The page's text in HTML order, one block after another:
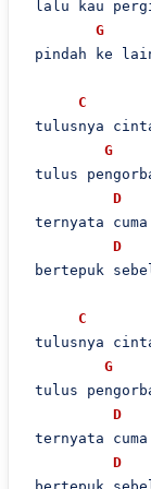
lalu kau
G
pindah ke
C
tulusnya
G
tulus
D
ternyata cuma
D
bertepuk
C
tulusnya
G
tulus
D
ternyata cuma
D